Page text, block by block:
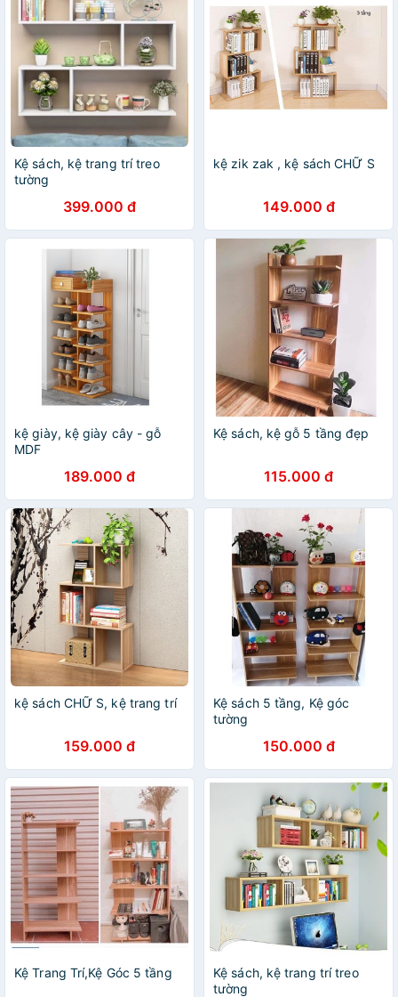
Kệ sách, kệ trang trí treo
tường
399.000 đ
kệ zik zak , kệ sách CHỮ S
149.000 đ
kệ giày, kệ giày cây - gỗ
MDF
189.000 đ
Kệ sách, kệ gỗ 5 tầng đẹp
115.000 đ
kệ sách CHỮ S, kệ trang trí
159.000 đ
Kệ sách 5 tầng, Kệ góc
tường
150.000 đ
Kệ Trang Trí,Kệ Góc 5 tầng
Kệ sách, kệ trang trí treo
tường